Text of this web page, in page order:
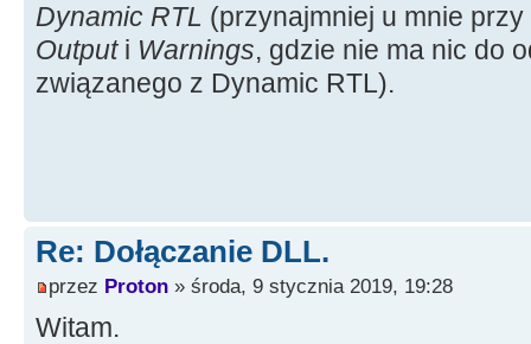
Dynamic RTL (przynajmniej u mnie
Outputi Warnings, gdzie nie ma nic do
związanego z Dynamic RTL).
Re: Dołączanie DLL.
przez Proton » środa, 9 stycznia 2019, 19:28
Witam.